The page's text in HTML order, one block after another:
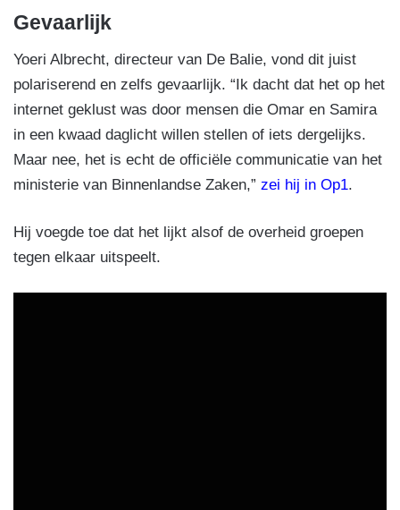
Gevaarlijk
Yoeri Albrecht, directeur van De Balie, vond dit juist
polariserend en zelfs gevaarlijk. “Ik dacht dat het op het
internet geklust was door mensen die Omar en Samira
in een kwaad daglicht willen stellen of iets dergelijks.
Maar nee, het is echt de officiële communicatie van het
ministerie van Binnenlandse Zaken,” zei hij in Op1.
Hij voegde toe dat het lijkt alsof de overheid groepen
tegen elkaar uitspeelt.